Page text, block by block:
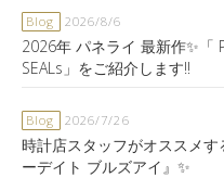
Blog 2026/8/6
2026年 パネライ 最新作✨「
SEALs」をご紹介します‼️
Blog 2026/7/26
時計店スタッフがオススメす
ーデイト ブルズアイ』✨